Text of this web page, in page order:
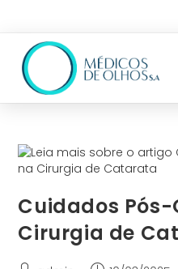
Cuidados
Cirurgia de